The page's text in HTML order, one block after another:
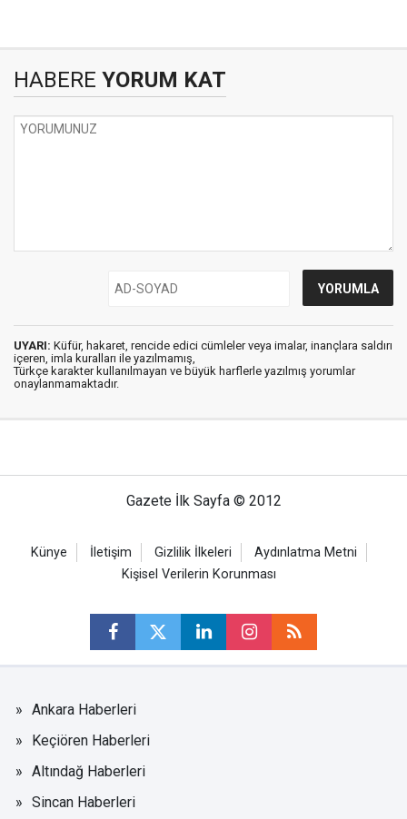
HABERE YORUM KAT
UYARI: Küfür, hakaret, rencide edici cümleler veya imalar, inançlara saldırı
içeren, imla kuralları ile yazılmamış,
Türkçe karakter kullanılmayan ve büyük harflerle yazılmış yorumlar
onaylanmamaktadır.
Gazete İlk Sayfa © 2012
Künye İletişim Gizlilik İlkeleri
Aydınlatma Metni
Kişisel Verilerin Korunması
Ankara Haberleri
Keçiören Haberleri
Altındağ Haberleri
Sincan Haberleri